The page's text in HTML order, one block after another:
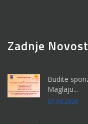
Zadnje
Budite
Maglaju...
07.08.2026